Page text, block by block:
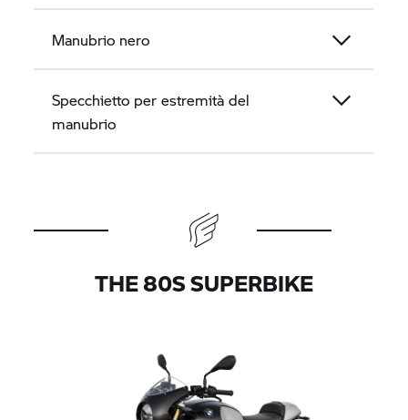
Manubrio nero
Specchietto per estremità del
manubrio
THE 80S SUPERBIKE